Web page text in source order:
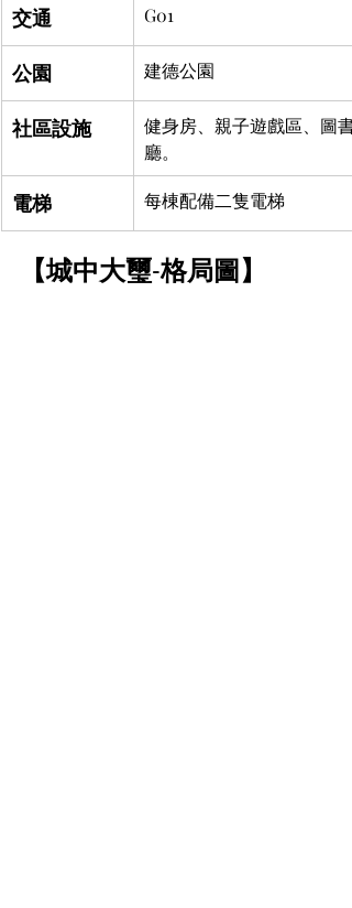
交通 G01
公園 建德公園
社區設施
健身房、親子遊戲區、圖
廳。
電梯 每棟配備二隻電梯